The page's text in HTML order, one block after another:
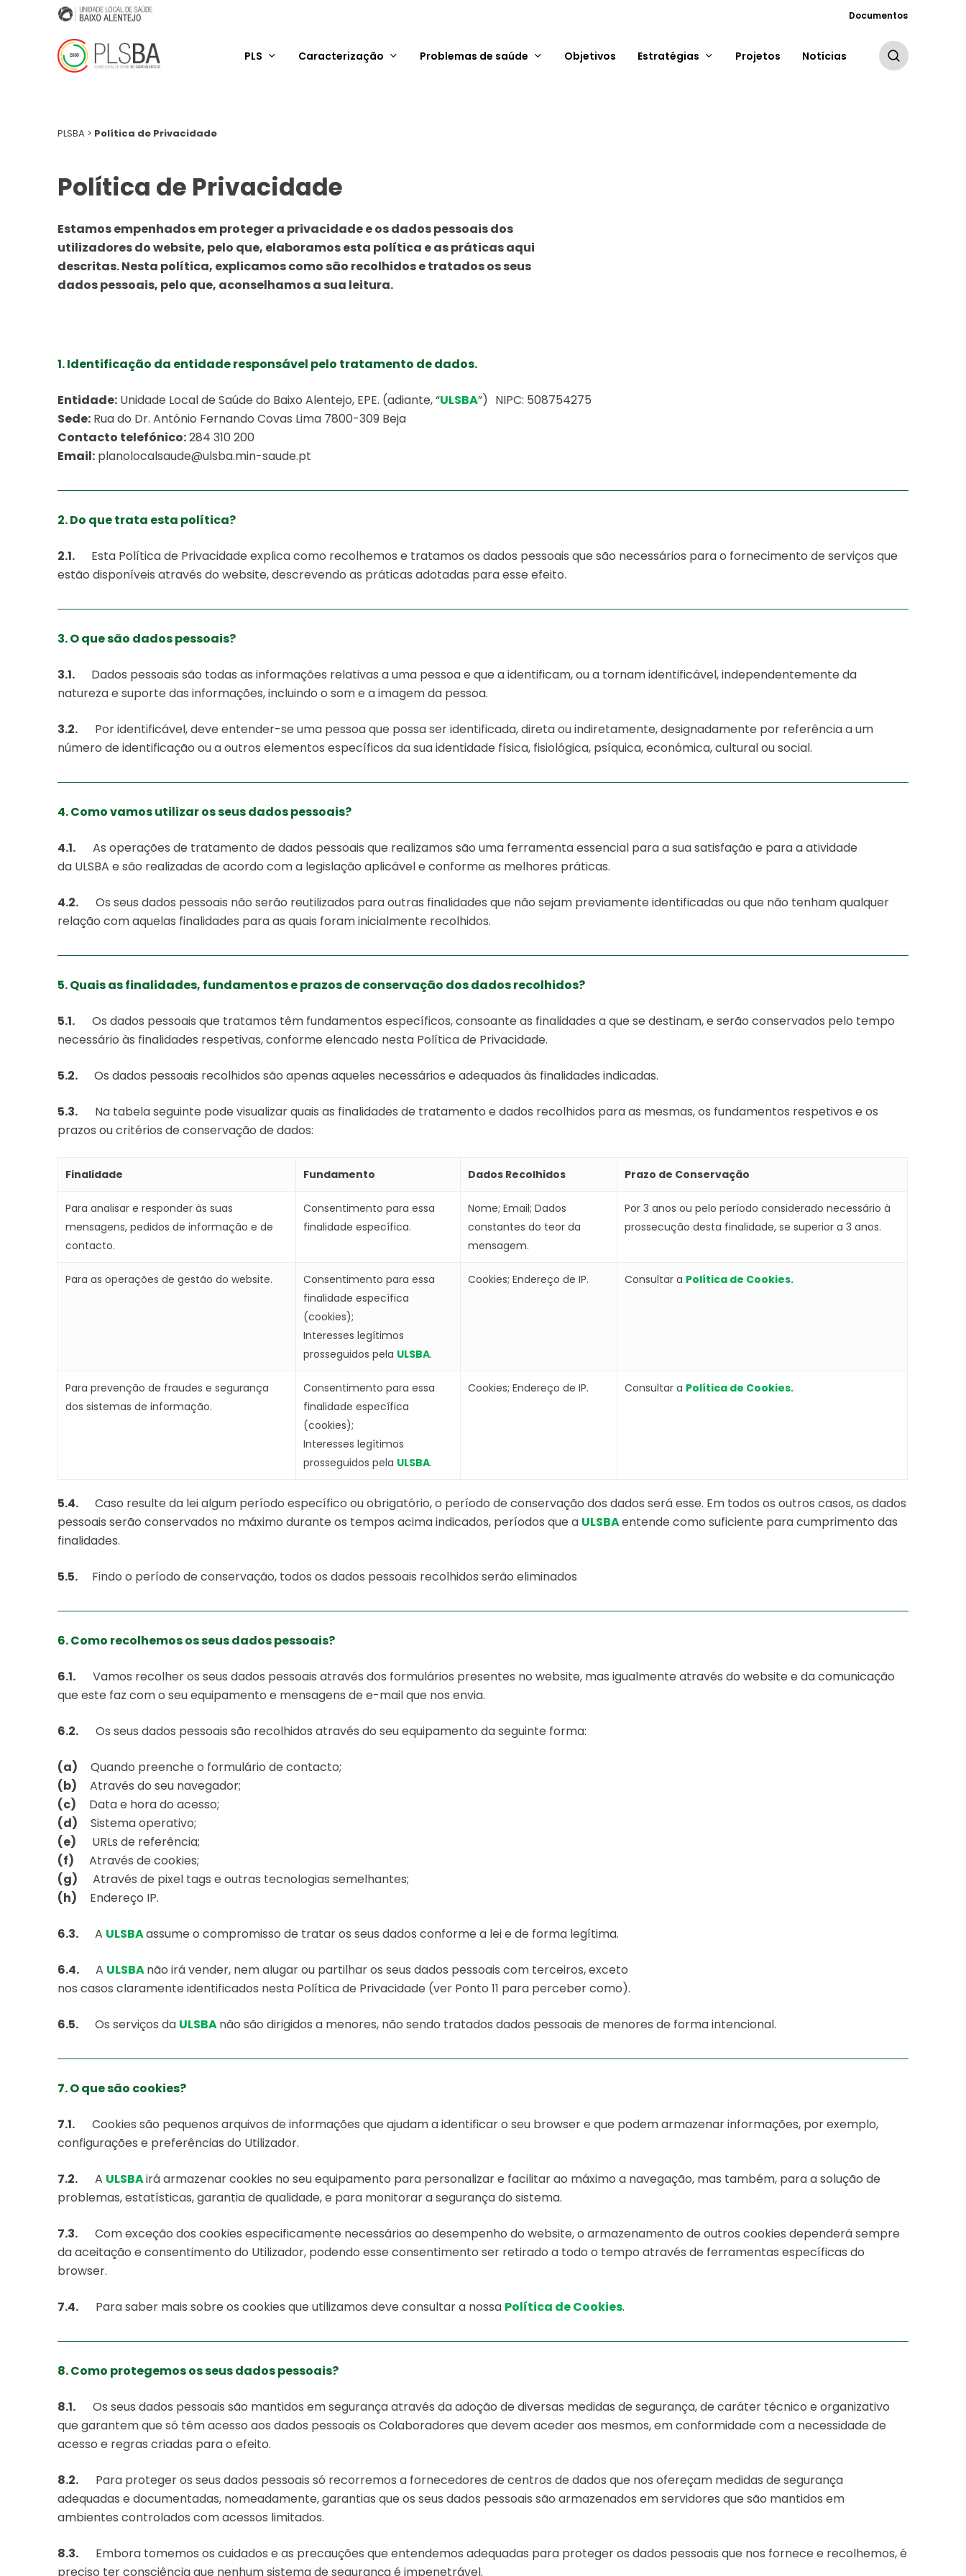
Documentos
PLS Caracterização Problemas de saúde Objetivos Estratégias Projetos Notícias pesquisar
PLSBA > Política de Privacidade
Política de Privacidade
Estamos empenhados em proteger a privacidade e os dados pessoais dos
utilizadores do website, pelo que, elaboramos esta política e as práticas aqui
descritas. Nesta política, explicamos como são recolhidos e tratados os seus
dados pessoais, pelo que, aconselhamos a sua leitura.
1. Identificação da entidade responsável pelo tratamento de dados.
Entidade: Unidade Local de Saúde do Baixo Alentejo, EPE. (adiante, “ULSBA”) NIPC: 508754275
Sede: Rua do Dr. António Fernando Covas Lima 7800-309 Beja
Contacto telefónico:284 310 200
Email: planolocalsaude@ulsba.min-saude.pt
2. Do que trata esta política?
2.1.
Esta Política de Privacidade explica como recolhemos e tratamos os dados pessoais que são necessários para o fornecimento de serviços que
estão disponíveis através do website, descrevendo as práticas adotadas para esse efeito.
3. O que são dados pessoais?
3.1.
Dados pessoais são todas as informações relativas a uma pessoa e que a identificam, ou a tornam identificável, independentemente da
natureza e suporte das informações, incluindo o som e a imagem da pessoa.
3.2. Por identificável, deve entender-se uma pessoa que possa ser identificada, direta ou indiretamente, designadamente por referência a um
número de identificação ou a outros elementos específicos da sua identidade física, fisiológica, psíquica, económica, cultural ou social.
4. Como vamos utilizar os seus dados pessoais?
4.1. As operações de tratamento de dados pessoais que realizamos são uma ferramenta essencial para a sua satisfação e para a atividade
da ULSBA e são realizadas de acordo com a legislação aplicável e conforme as melhores práticas.
4.2. Os seus dados pessoais não serão reutilizados para outras finalidades que não sejam previamente identificadas ou que não tenham qualquer
relação com aquelas finalidades para as quais foram inicialmente recolhidos.
5. Quais as finalidades, fundamentos e prazos de conservação dos dados recolhidos?
5.1. Os dados pessoais que tratamos têm fundamentos específicos, consoante as finalidades a que se destinam, e serão conservados pelo tempo
necessário às finalidades respetivas, conforme elencado nesta Política de Privacidade.
5.2. Os dados pessoais recolhidos são apenas aqueles necessários e adequados às finalidades indicadas.
5.3. Na tabela seguinte pode visualizar quais as finalidades de tratamento e dados recolhidos para as mesmas, os fundamentos respetivos e os
prazos ou critérios de conservação de dados:
Finalidade Fundamento Dados Recolhidos Prazo de Conservação
Para analisar e responder às suas
mensagens, pedidos de informação e de
contacto.
Consentimento para essa
finalidade específica.
Nome; Email; Dados
constantes do teor da
mensagem.
Por 3 anos ou pelo período considerado necessário à
prossecução desta finalidade, se superior a 3 anos.
Para as operações de gestão do website.
Consentimento para essa
finalidade específica
(cookies);
Interesses legítimos
prosseguidos pela ULSBA.
Cookies; Endereço de IP. Consultar a Política de Cookies.
Para prevenção de fraudes e segurança
dos sistemas de informação.
Consentimento para essa
finalidade específica
(cookies);
Interesses legítimos
prosseguidos pela ULSBA.
Cookies; Endereço de IP. Consultar a Política de Cookies.
5.4.
Caso resulte da lei algum período específico ou obrigatório, o período de conservação dos dados será esse. Em todos os outros casos, os dados
pessoais serão conservados no máximo durante os tempos acima indicados, períodos que a ULSBAentende como suficiente para cumprimento das
finalidades.
5.5. Findo o período de conservação, todos os dados pessoais recolhidos serão eliminados
6. Como recolhemos os seus dados pessoais?
6.1. Vamos recolher os seus dados pessoais através dos formulários presentes no website, mas igualmente através do website e da comunicação
que este faz com o seu equipamento e mensagens de e-mail que nos envia.
6.2. Os seus dados pessoais são recolhidos através do seu equipamento da seguinte forma:
(a)Quando preenche o formulário de contacto;
(b)Através do seu navegador;
(c) Data e hora do acesso;
(d)Sistema operativo;
(e)
URLs de referência;
(f)Através de cookies;
(g)
Através de pixel tags e outras tecnologias semelhantes;
(h) Endereço IP.
6.3. A ULSBAassume o compromisso de tratar os seus dados conforme a lei e de forma legítima.
6.4. A ULSBAnão irá vender, nem alugar ou partilhar os seus dados pessoais com terceiros, exceto
nos casos claramente identificados nesta Política de Privacidade (ver Ponto 11 para perceber como).
6.5. Os serviços da ULSBAnão são dirigidos a menores, não sendo tratados dados pessoais de menores de forma intencional.
7. O que são cookies?
7.1. Cookies são pequenos arquivos de informações que ajudam a identificar o seu browser e que podem armazenar informações, por exemplo,
configurações e preferências do Utilizador.
7.2. A ULSBAirá armazenar cookies no seu equipamento para personalizar e facilitar ao máximo a navegação, mas também, para a solução de
problemas, estatísticas, garantia de qualidade, e para monitorar a segurança do sistema.
7.3. Com exceção dos cookies especificamente necessários ao desempenho do website, o armazenamento de outros cookies dependerá sempre
da aceitação e consentimento do Utilizador, podendo esse consentimento ser retirado a todo o tempo através de ferramentas específicas do
browser.
7.4. Para saber mais sobre os cookies que utilizamos deve consultar a nossa Política de Cookies.
8. Como protegemos os seus dados pessoais?
8.1. Os seus dados pessoais são mantidos em segurança através da adoção de diversas medidas de segurança, de caráter técnico e organizativo
que garantem que só têm acesso aos dados pessoais os Colaboradores que devem aceder aos mesmos, em conformidade com a necessidade de
acesso e regras criadas para o efeito.
8.2. Para proteger os seus dados pessoais só recorremos a fornecedores de centros de dados que nos ofereçam medidas de segurança
adequadas e documentadas, nomeadamente, garantias que os seus dados pessoais são armazenados em servidores que são mantidos em
ambientes controlados com acessos limitados.
8.3. Embora tomemos os cuidados e as precauções que entendemos adequadas para proteger os dados pessoais que nos fornece e recolhemos, é
preciso ter consciência que nenhum sistema de segurança é impenetrável.